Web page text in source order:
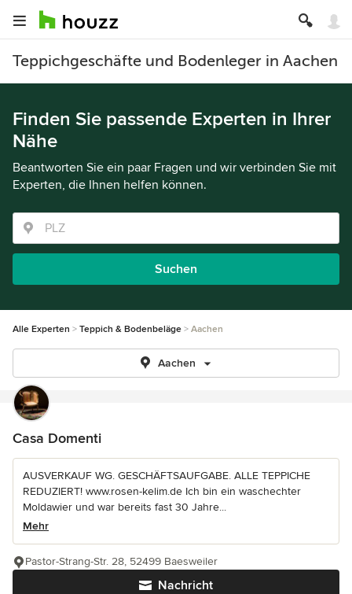
Teppichgeschäfte und Bodenleger in Aachen
Finden Sie passende Experten in Ihrer
Nähe
Beantworten Sie ein paar Fragen und wir verbinden Sie mit
Experten, die Ihnen helfen können.
Suchen
Alle Experten Teppich & Bodenbeläge Aachen
Aachen
Casa Domenti
AUSVERKAUF WG. GESCHÄFTSAUFGABE. ALLE TEPPICHE
REDUZIERT! www.rosen-kelim.de Ich bin ein waschechter
Moldawier und war bereits fast 30 Jahre...
Mehr
Nachricht
Pastor-Strang-Str. 28, 52499 Baesweiler